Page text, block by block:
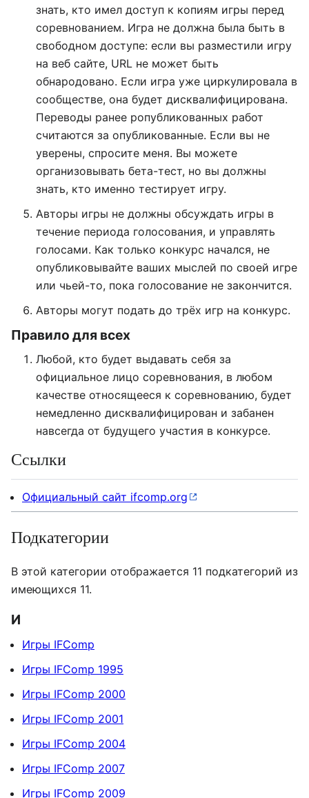
знать, кто имел доступ к копиям игры перед
соревнованием. Игра не должна была быть в
свободном доступе: если вы разместили игру
на веб сайте, URL не может быть
обнародовано. Если игра уже циркулировала в
сообществе, она будет дисквалифицирована.
Переводы ранее ропубликованных работ
считаются за опубликованные. Если вы не
уверены, спросите меня. Вы можете
организовывать бета-тест, но вы должны
знать, кто именно тестирует игру.
Авторы игры не должны обсуждать игры в
течение периода голосования, и управлять
голосами. Как только конкурс начался, не
опубликовывайте ваших мыслей по своей игре
или чьей-то, пока голосование не закончится.
Авторы могут подать до трёх игр на конкурс.
Правило для всех
Любой, кто будет выдавать себя за
официальное лицо соревнования, в любом
качестве относящееся к соревнованию, будет
немедленно дисквалифицирован и забанен
навсегда от будущего участия в конкурсе.
Ссылки
Официальный сайт ifcomp.org
Подкатегории
В этой категории отображается 11 подкатегорий из
имеющихся 11.
И
Игры IFComp
Игры IFComp 1995
Игры IFComp 2000
Игры IFComp 2001
Игры IFComp 2004
Игры IFComp 2007
Игры IFComp 2009